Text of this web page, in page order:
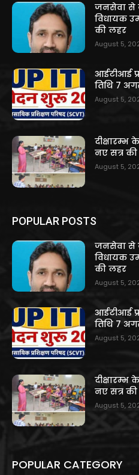
जनसेवा से
विधायक
की लहर
August 5,
आईटीआई
तिथि 7
August 5,
दीक्षारम्भ
नए सत्र
August 5,
POPULAR POSTS
जनसेवा से
विधायक
की लहर
August 5,
आईटीआई
तिथि 7
August 5,
दीक्षारम्भ
नए सत्र
August 5,
POPULAR CATEGORY